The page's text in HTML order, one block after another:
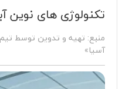
تکنولوژی‌ های نوین
منبع: تهیه و تدوین توسط
آسیا»
%32